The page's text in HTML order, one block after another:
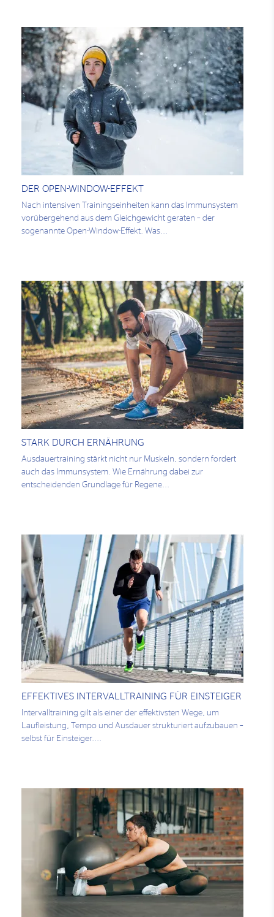
DER OPEN-WINDOW-EFFEKT
Nach intensiven Trainingseinheiten kann das Immunsystem
vorübergehend aus dem Gleichgewicht geraten – der
sogenannte Open-Window-Effekt. Was...
STARK DURCH ERNÄHRUNG
Ausdauertraining stärkt nicht nur Muskeln, sondern fordert
auch das Immunsystem. Wie Ernährung dabei zur
entscheidenden Grundlage für Regene...
EFFEKTIVES INTERVALLTRAINING FÜR EINSTEIGER
Intervalltraining gilt als einer der effektivsten Wege, um
Laufleistung, Tempo und Ausdauer strukturiert aufzubauen –
selbst für Einsteiger....